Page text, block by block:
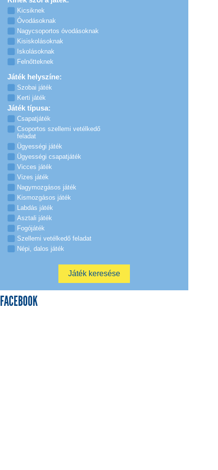
Kicsiknek
Óvodásoknak
Nagycsoportos óvodásoknak
Kisiskolásoknak
Iskolásoknak
Felnőtteknek
Játék helyszíne:
Szobai játék
Kerti játék
Játék típusa:
Csapatjáték
Csoportos szellemi vetélkedő
feladat
Ügyességi játék
Ügyességi csapatjáték
Vicces játék
Vizes játék
Nagymozgásos játék
Kismozgásos játék
Labdás játék
Asztali játék
Fogójáték
Szellemi vetélkedő feladat
Népi, dalos játék
FACEBOOK